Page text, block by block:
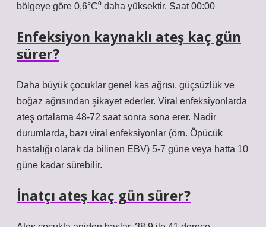
bölgeye göre 0,6°C⁰ daha yüksektir. Saat 00:00
Enfeksiyon kaynaklı ateş kaç gün
sürer?
Daha büyük çocuklar genel kas ağrısı, güçsüzlük ve
boğaz ağrısından şikayet ederler. Viral enfeksiyonlarda
ateş ortalama 48-72 saat sonra sona erer. Nadir
durumlarda, bazı viral enfeksiyonlar (örn. Öpücük
hastalığı olarak da bilinen EBV) 5-7 güne veya hatta 10
güne kadar sürebilir.
İnatçı ateş kaç gün sürer?